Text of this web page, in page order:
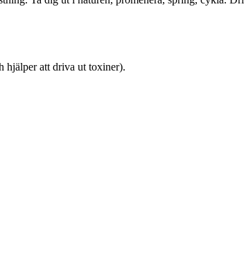
hjälper att driva ut toxiner).